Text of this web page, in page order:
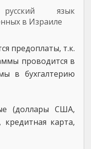
язык
в Израиле
предоплаты, т.к.
проводится в
в бухгалтерию
(доллары США,
карта,